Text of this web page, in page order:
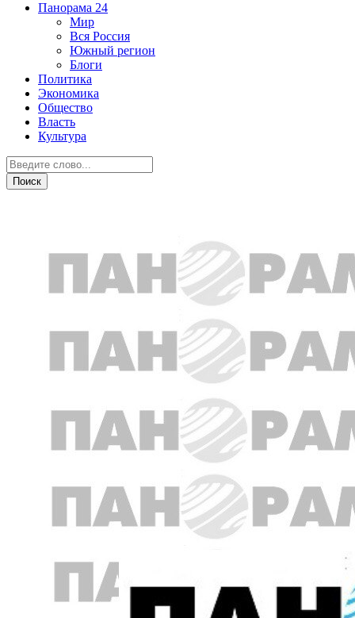
Панорама 24
Мир
Вся Россия
Южный регион
Блоги
Политика
Экономика
Общество
Власть
Культура